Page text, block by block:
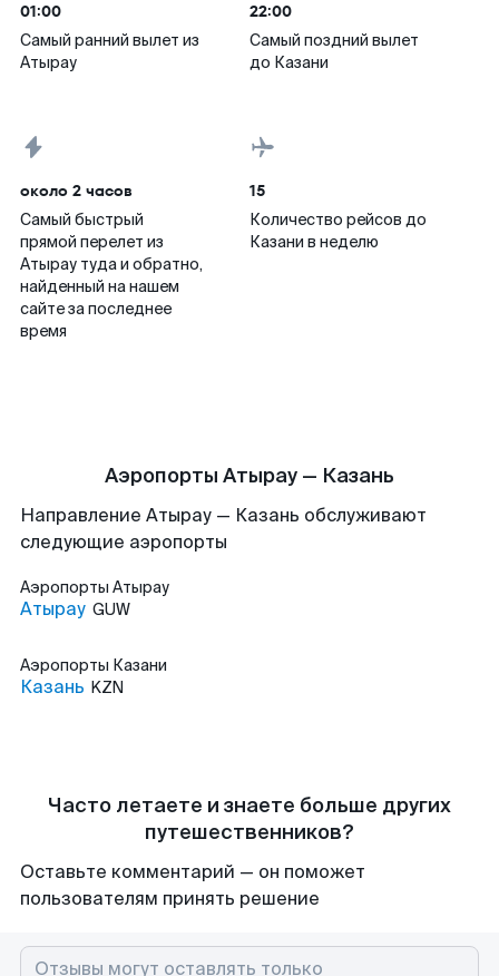
01:00
Самый ранний вылет из
Атырау
22:00
Самый поздний вылет
до Казани
около 2 часов
Самый быстрый
прямой перелет из
Атырау туда и обратно,
найденный на нашем
сайте за последнее
время
15
Количество рейсов до
Казани в неделю
Аэропорты Атырау — Казань
Направление Атырау — Казань обслуживают
следующие аэропорты
Аэропорты Атырау
Атырау GUW
Аэропорты Казани
Казань KZN
Часто летаете и знаете больше других
путешественников?
Оставьте комментарий — он поможет
пользователям принять решение